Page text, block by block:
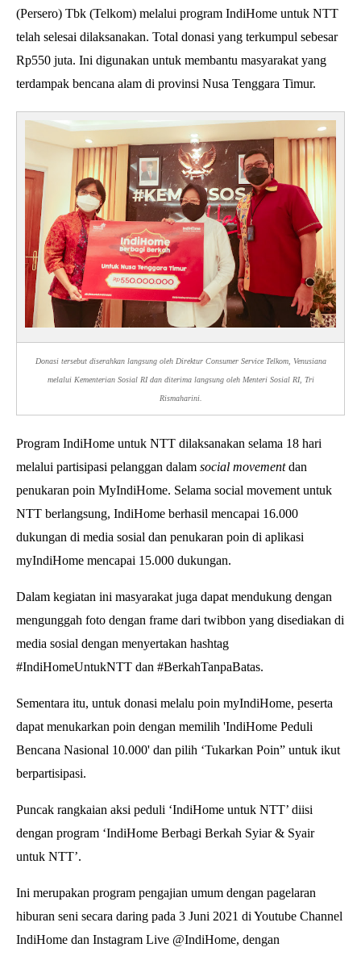
(Persero) Tbk (Telkom) melalui program IndiHome untuk NTT
telah selesai dilaksanakan. Total donasi yang terkumpul sebesar
Rp550 juta. Ini digunakan untuk membantu masyarakat yang
terdampak bencana alam di provinsi Nusa Tenggara Timur.
Donasi tersebut diserahkan langsung oleh Direktur Consumer Service Telkom, Venusiana
melalui Kementerian Sosial RI dan diterima langsung oleh Menteri Sosial RI, Tri
Rismaharini.
Program IndiHome untuk NTT dilaksanakan selama 18 hari
melalui partisipasi pelanggan dalam social movementdan
penukaran poin MyIndiHome. Selama social movement untuk
NTT berlangsung, IndiHome berhasil mencapai 16.000
dukungan di media sosial dan penukaran poin di aplikasi
myIndiHome mencapai 15.000 dukungan.
Dalam kegiatan ini masyarakat juga dapat mendukung dengan
mengunggah foto dengan frame dari twibbon yang disediakan di
media sosial dengan menyertakan hashtag
#IndiHomeUntukNTT dan #BerkahTanpaBatas.
Sementara itu, untuk donasi melalu poin myIndiHome, peserta
dapat menukarkan poin dengan memilih 'IndiHome Peduli
Bencana Nasional 10.000' dan pilih ‘Tukarkan Poin” untuk ikut
berpartisipasi.
Puncak rangkaian aksi peduli ‘IndiHome untuk NTT’ diisi
dengan program ‘IndiHome Berbagi Berkah Syiar & Syair
untuk NTT’.
Ini merupakan program pengajian umum dengan pagelaran
hiburan seni secara daring pada 3 Juni 2021 di Youtube Channel
IndiHome dan Instagram Live @IndiHome, dengan